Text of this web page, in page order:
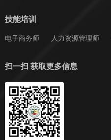
技能培训
电子商务师 人力资源管理师
扫一扫 获取更多信息